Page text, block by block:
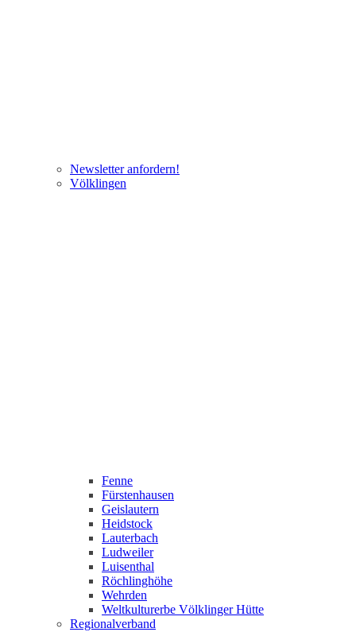
Newsletter anfordern!
Völklingen
Fenne
Fürstenhausen
Geislautern
Heidstock
Lauterbach
Ludweiler
Luisenthal
Röchlinghöhe
Wehrden
Weltkulturerbe Völklinger Hütte
Regionalverband